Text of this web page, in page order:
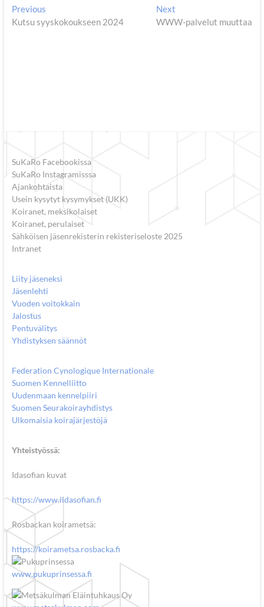
Artikkelien
selaus
PreviousPrevious
post:
Kutsu syyskokoukseen 2024
Next
post:
WWW-palvelut muuttaa
SuKaRo Facebookissa
SuKaRo Instagramisssa
Ajankohtaista
Usein kysytyt kysymykset (UKK)
Koiranet, meksikolaiset
Koiranet, perulaiset
Sähköisen jäsenrekisterin rekisteriseloste 2025
Intranet
Liity jäseneksi
Jäsenlehti
Vuoden voitokkain
Jalostus
Pentuvälitys
Yhdistyksen säännöt
Federation Cynologique Internationale
Suomen Kennelliitto
Uudenmaan kennelpiiri
Suomen Seurakoirayhdistys
Ulkomaisia koirajärjestöjä
Yhteistyössä:
Idasofian kuvat
https://www.iidasofian.fi
Rosbackan koirametsä:
https://koirametsa.rosbacka.fi
www.pukuprinsessa.fi